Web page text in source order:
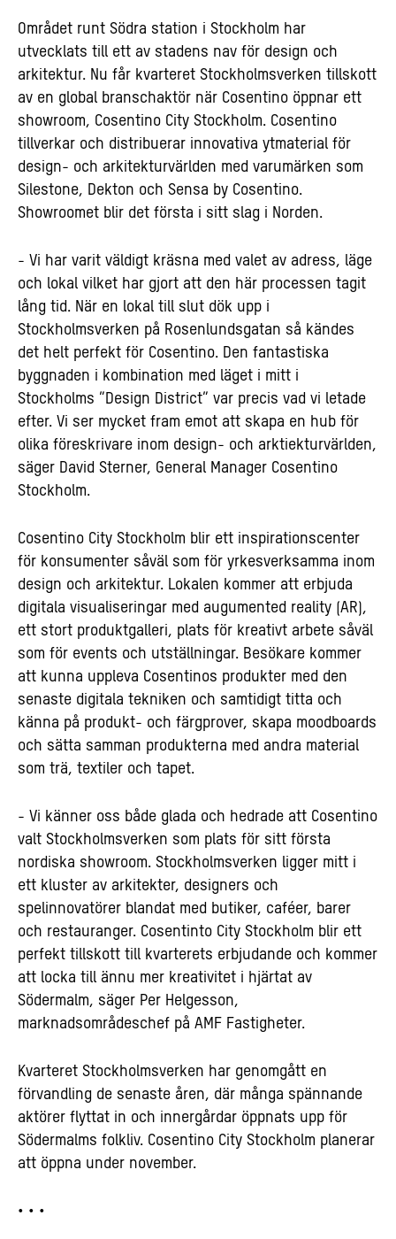
Området runt Södra station i Stockholm har
utvecklats till ett av stadens nav för design och
arkitektur. Nu får kvarteret Stockholmsverken tillskott
av en global branschaktör när Cosentino öppnar ett
showroom, Cosentino City Stockholm. Cosentino
tillverkar och distribuerar innovativa ytmaterial för
design- och arkitekturvärlden med varumärken som
Silestone, Dekton och Sensa by Cosentino.
Showroomet blir det första i sitt slag i Norden.
- Vi har varit väldigt kräsna med valet av adress, läge
och lokal vilket har gjort att den här processen tagit
lång tid. När en lokal till slut dök upp i
Stockholmsverken på Rosenlundsgatan så kändes
det helt perfekt för Cosentino. Den fantastiska
byggnaden i kombination med läget i mitt i
Stockholms ”Design District” var precis vad vi letade
efter. Vi ser mycket fram emot att skapa en hub för
olika föreskrivare inom design- och arktiekturvärlden,
säger David Sterner, General Manager Cosentino
Stockholm.
Cosentino City Stockholm blir ett inspirationscenter
för konsumenter såväl som för yrkesverksamma inom
design och arkitektur. Lokalen kommer att erbjuda
digitala visualiseringar med augumented reality (AR),
ett stort produktgalleri, plats för kreativt arbete såväl
som för events och utställningar. Besökare kommer
att kunna uppleva Cosentinos produkter med den
senaste digitala tekniken och samtidigt titta och
känna på produkt- och färgprover, skapa moodboards
och sätta samman produkterna med andra material
som trä, textiler och tapet.
- Vi känner oss både glada och hedrade att Cosentino
valt Stockholmsverken som plats för sitt första
nordiska showroom. Stockholmsverken ligger mitt i
ett kluster av arkitekter, designers och
spelinnovatörer blandat med butiker, caféer, barer
och restauranger. Cosentinto City Stockholm blir ett
perfekt tillskott till kvarterets erbjudande och kommer
att locka till ännu mer kreativitet i hjärtat av
Södermalm, säger Per Helgesson,
marknadsområdeschef på AMF Fastigheter.
Kvarteret Stockholmsverken har genomgått en
förvandling de senaste åren, där många spännande
aktörer flyttat in och innergårdar öppnats upp för
Södermalms folkliv. Cosentino City Stockholm planerar
att öppna under november.
• • •